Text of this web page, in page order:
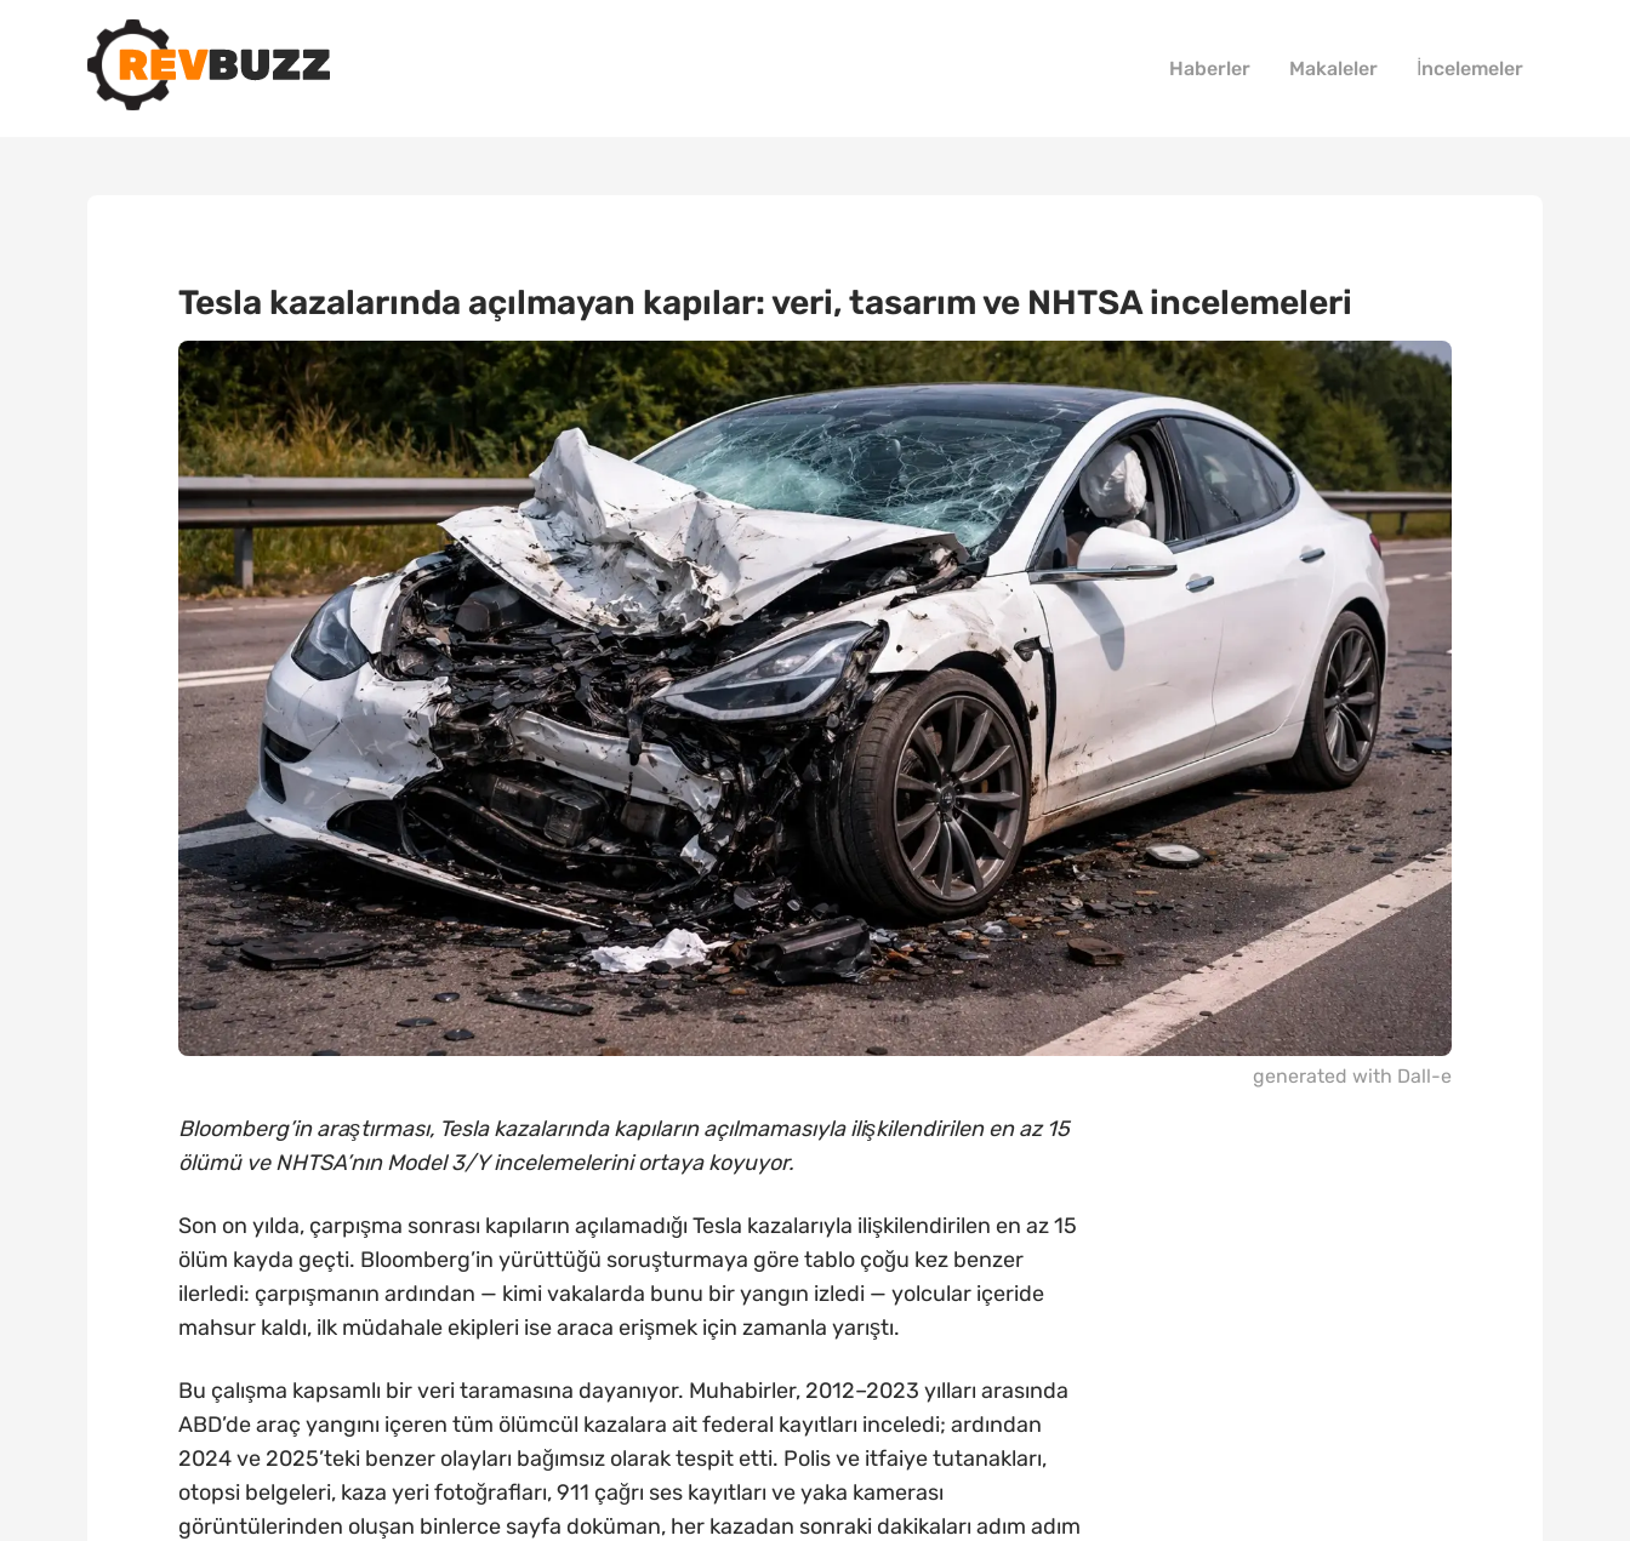
Haberler Makaleler İncelemeler
Tesla kazalarında açılmayan kapılar: veri, tasarım ve NHTSA incelemeleri
generated with Dall-e
Bloomberg’in araştırması, Tesla kazalarında kapıların açılmamasıyla ilişkilendirilen en az 15
ölümü ve NHTSA’nın Model 3/Y incelemelerini ortaya koyuyor.
Son on yılda, çarpışma sonrası kapıların açılamadığı Tesla kazalarıyla ilişkilendirilen en az 15
ölüm kayda geçti. Bloomberg’in yürüttüğü soruşturmaya göre tablo çoğu kez benzer
ilerledi: çarpışmanın ardından — kimi vakalarda bunu bir yangın izledi — yolcular içeride
mahsur kaldı, ilk müdahale ekipleri ise araca erişmek için zamanla yarıştı.
Bu çalışma kapsamlı bir veri taramasına dayanıyor. Muhabirler, 2012–2023 yılları arasında
ABD’de araç yangını içeren tüm ölümcül kazalara ait federal kayıtları inceledi; ardından
2024 ve 2025’teki benzer olayları bağımsız olarak tespit etti. Polis ve itfaiye tutanakları,
otopsi belgeleri, kaza yeri fotoğrafları, 911 çağrı ses kayıtları ve yaka kamerası
görüntülerinden oluşan binlerce sayfa doküman, her kazadan sonraki dakikaları adım adım